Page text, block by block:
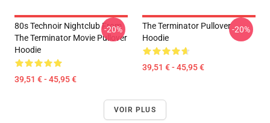
80s Technoir Nightclub From
The Terminator Movie Pullover
Hoodie
39,51 € - 45,95 €
-20%
The Terminator Pullover
Hoodie
39,51 € - 45,95 €
-20%
VOIR PLUS